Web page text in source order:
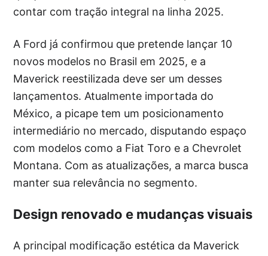
contar com tração integral na linha 2025.
A Ford já confirmou que pretende lançar 10
novos modelos no Brasil em 2025, e a
Maverick reestilizada deve ser um desses
lançamentos. Atualmente importada do
México, a picape tem um posicionamento
intermediário no mercado, disputando espaço
com modelos como a Fiat Toro e a Chevrolet
Montana. Com as atualizações, a marca busca
manter sua relevância no segmento.
Design renovado e mudanças visuais
A principal modificação estética da Maverick